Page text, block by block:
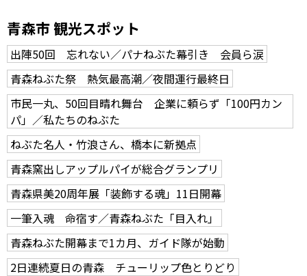
青森市 観光スポット
出陣50回 忘れない／パナねぶた幕引き 会員ら涙
青森ねぶた祭 熱気最高潮／夜間運行最終日
市民一丸、50回目晴れ舞台 企業に頼らず「100円カン
パ」／私たちのねぶた
ねぶた名人・竹浪さん、橋本に新拠点
青森窯出しアップルパイが総合グランプリ
青森県美20周年展「装飾する魂」11日開幕
一筆入魂 命宿す／青森ねぶた「目入れ」
青森ねぶた開幕まで1カ月、ガイド隊が始動
2日連続夏日の青森 チューリップ色とりどり